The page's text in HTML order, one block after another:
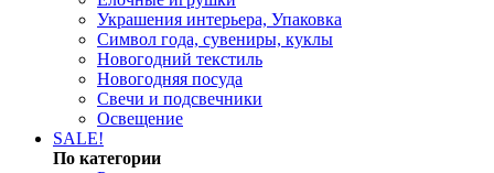
Украшения интерьера, Упаковка
Символ года, сувениры, куклы
Новогодний текстиль
Новогодняя посуда
Свечи и подсвечники
Освещение
SALE!
По категории